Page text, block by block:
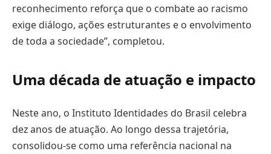
reconhecimento reforça que o combate ao racismo
exige diálogo, ações estruturantes e o envolvimento
de toda a sociedade”, completou.
Uma década de atuação e impacto
Neste ano, o Instituto Identidades do Brasil celebra
dez anos de atuação. Ao longo dessa trajetória,
consolidou-se como uma referência nacional na